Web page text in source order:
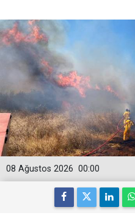
00:00
08 Ağustos 2026